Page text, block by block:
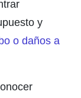
y
o daños a